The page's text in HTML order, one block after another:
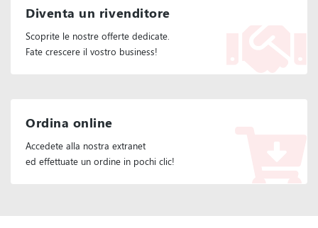
Diventa un rivenditore
Scoprite le nostre offerte dedicate.
Fate crescere il vostro business!
Ordina online
Accedete alla nostra extranet
ed effettuate un ordine in pochi clic!